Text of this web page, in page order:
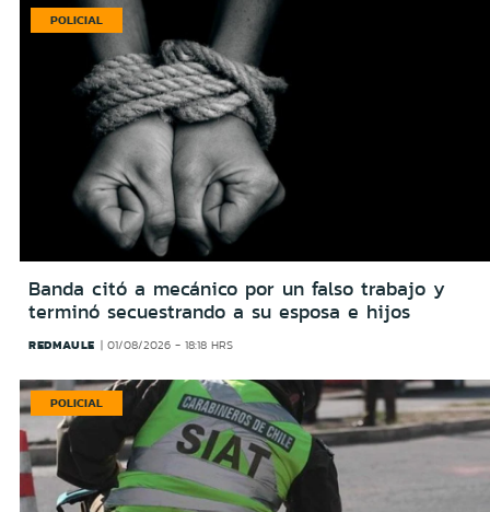
POLICIAL
Banda citó a mecánico por un falso trabajo y
terminó secuestrando a su esposa e hijos
REDMAULE 01/08/2026 - 18:18 HRS
POLICIAL